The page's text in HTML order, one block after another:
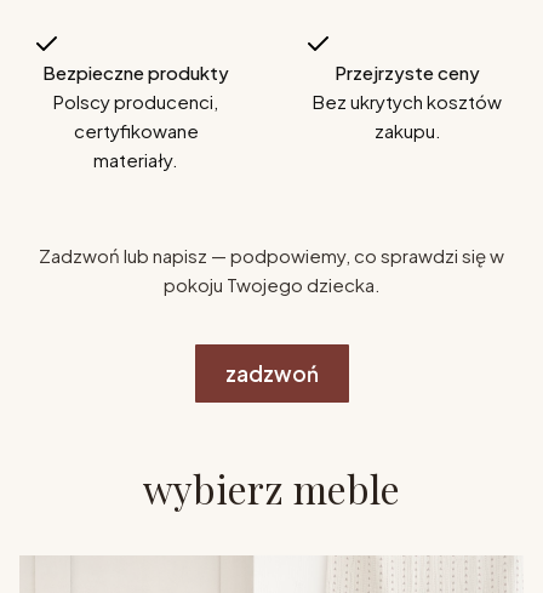
Bezpieczne produkty
Polscy producenci,
certyfikowane
materiały.
Przejrzyste ceny
Bez ukrytych kosztów
zakupu.
Zadzwoń lub napisz — podpowiemy, co sprawdzi się w
pokoju Twojego dziecka.
zadzwoń
wybierz meble